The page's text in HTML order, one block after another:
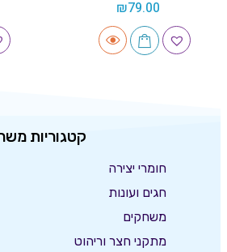
₪79.00
קטגוריות
חומרי יצירה
חגים ועונות
משחקים
מתקני חצר וריהוט